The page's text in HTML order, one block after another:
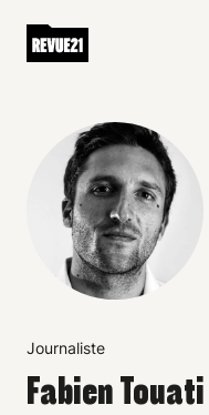
Journaliste
Fabien Touati